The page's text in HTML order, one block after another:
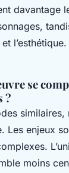
davantage
se
?
similaires,
Les enjeux
moins